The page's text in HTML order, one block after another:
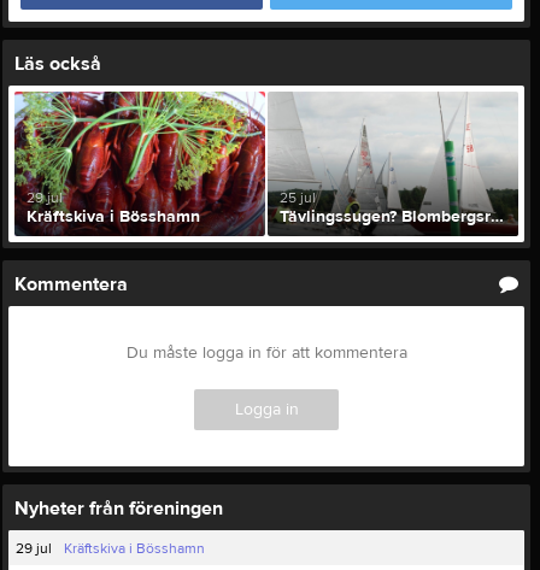
Läs också
29 jul
Kräftskiva i Bösshamn
25 jul
Tävlingssugen? Blombergsregattan 1a augusti
Kommentera
Du måste logga in för att kommentera
Logga in
Nyheter från föreningen
29 jul
Kräftskiva i Bösshamn